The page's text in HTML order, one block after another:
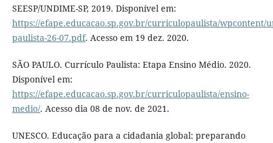
SEESP/UNDIME-SP, 2019. Disponível em:
https://efape.educacao.sp.gov.br/curriculopaulista/wpcontent/
paulista-26-07.pdf. Acesso em 19 dez. 2020.
SÃO PAULO. Currículo Paulista: Etapa Ensino Médio. 2020.
Disponível em:
https://efape.educacao.sp.gov.br/curriculopaulista/ensino-
medio/. Acesso dia 08 de nov. de 2021.
UNESCO. Educação para a cidadania global: preparando